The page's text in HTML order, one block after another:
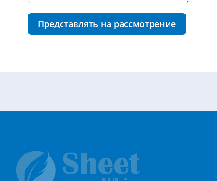
Представлять на рассмотрение